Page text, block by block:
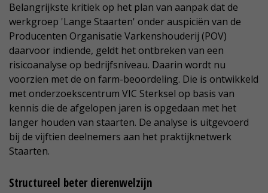
Belangrijkste kritiek op het plan van aanpak dat de
werkgroep 'Lange Staarten' onder auspiciën van de
Producenten Organisatie Varkenshouderij (POV)
daarvoor indiende, geldt het ontbreken van een
risicoanalyse op bedrijfsniveau. Daarin wordt nu
voorzien met de on farm-beoordeling. Die is ontwikkeld
met onderzoekscentrum VIC Sterksel op basis van
kennis die de afgelopen jaren is opgedaan met het
langer houden van staarten. De analyse is uitgevoerd
bij de vijftien deelnemers aan het praktijknetwerk
Staarten.
Structureel beter dierenwelzijn